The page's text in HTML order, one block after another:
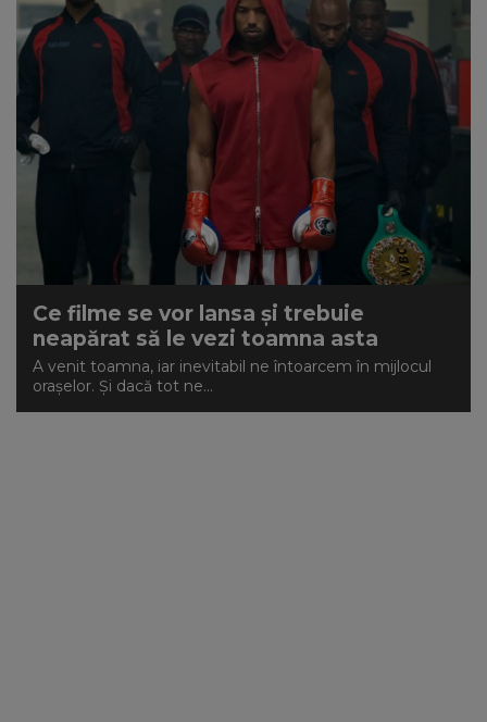
Ce filme se vor lansa și trebuie
neapărat să le vezi toamna asta
A venit toamna, iar inevitabil ne întoarcem în mijlocul
orașelor. Și dacă tot ne...